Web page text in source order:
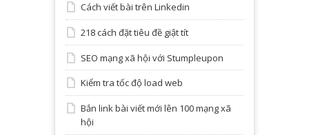
Cách viết bài trên Linkedin
218 cách đặt tiêu đề giật tít
SEO mạng xã hội với Stumpleupon
Kiểm tra tốc độ load web
Bắn link bài viết mới lên 100 mạng xã
hội